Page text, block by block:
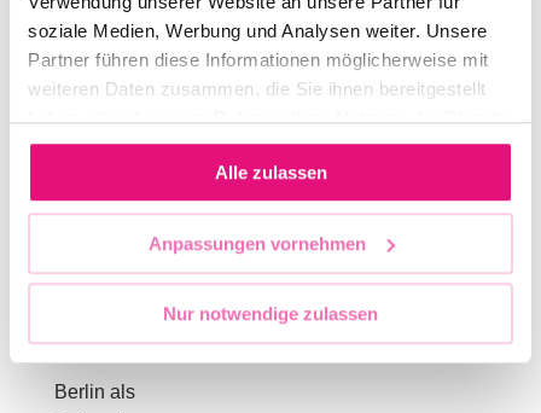
soziale Medien, Werbung und Analysen weiter. Unsere
Partner führen diese Informationen möglicherweise mit
weiteren Daten zusammen, die Sie ihnen bereitgestellt
haben oder die sie im Rahmen Ihrer Nutzung der Dienste
gesammelt haben.
Alle zulassen
Anpassungen vornehmen
Nur notwendige zulassen
Insbesondere
Queers mit Interesse
an Film, Medien oder
besonders
eingeladen, sich zu
bewerben.
Vorerfahrungen sind
willkommen, aber
Voraussetzung.
Berlin als